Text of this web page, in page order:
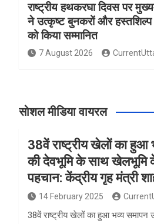
राष्ट्रीय हथकरघा दिवस पर
ने उत्कृष्ट बुनकरों और हस्तशिल्प
को किया सम्मानित
7 August 2026
सोशल मीडिया वायरल
38वें राष्ट्रीय खेलों का हुआ
की देवभूमि के साथ खेलभूमि
पहचान: केंद्रीय गृह मंत्री
14 February 2025
38वें राष्ट्रीय खेलों का हुआ भव्य समापन